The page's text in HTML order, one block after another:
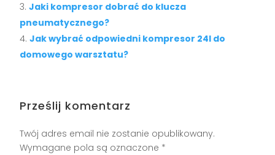
Jaki kompresor dobrać do klucza
pneumatycznego?
Jak wybrać odpowiedni kompresor 24l do
domowego warsztatu?
Prześlij komentarz
Twój adres email nie zostanie opublikowany.
Wymagane pola są oznaczone *